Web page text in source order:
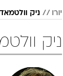
יורו ניק
ניק